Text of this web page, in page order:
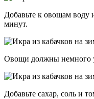
Добавьте к овощам воду
минут.
Овощи должны немного
Добавьте сахар, соль и